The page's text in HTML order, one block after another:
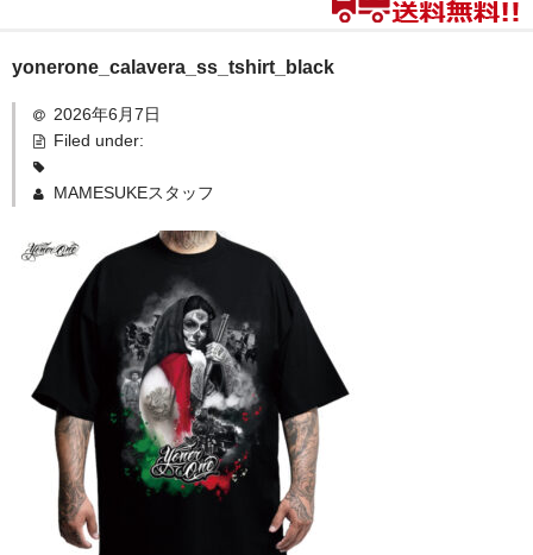
ホーム
MEXICO買い付け
新商品
全商品（ウェア）
Tシャツ
ロングTシャツ
ゲームシャツ
コーチジャケット
スウェット＆フーディ
yonerone_calavera_ss_tshirt_black
2026年6月7日
Filed under:
MAMESUKEスタッフ